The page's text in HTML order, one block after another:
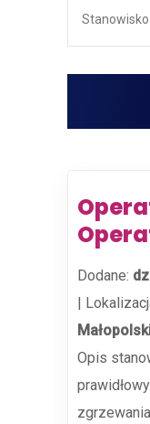
Dodane:
|
Opis